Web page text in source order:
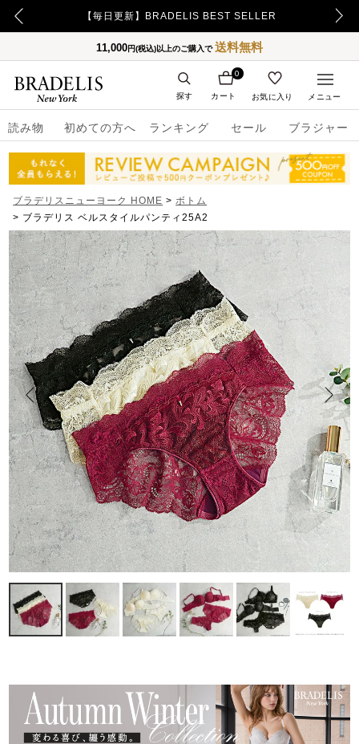
【500ポイント】LINE ID連携でプレゼント！
11,000円(税込)以上のご購入で送料無料
読み物 初めての方へ ランキング セール ブラジャー
カート
0
お気に入り
探す メニュー
ブラデリスニューヨーク HOME
ボトム
ブラデリス ベルスタイルパンティ25A2